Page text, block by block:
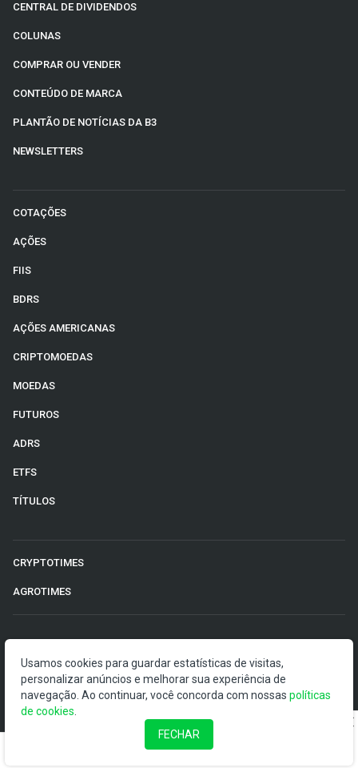
CENTRAL DE DIVIDENDOS
COLUNAS
COMPRAR OU VENDER
CONTEÚDO DE MARCA
PLANTÃO DE NOTÍCIAS DA B3
NEWSLETTERS
COTAÇÕES
AÇÕES
FIIS
BDRS
AÇÕES AMERICANAS
CRIPTOMOEDAS
MOEDAS
FUTUROS
ADRS
ETFS
TÍTULOS
CRYPTOTIMES
AGROTIMES
O Money Times publica matérias de cunho jornalístico, que
visam a democratização da informação. Nossas
publicações devem ser compreendidas como boletins
anunciadores e divulgadores, e não como uma
Usamos cookies para guardar estatísticas de visitas,
personalizar anúncios e melhorar sua experiência de
navegação. Ao continuar, você concorda com nossas políticas
de cookies
FECHAR